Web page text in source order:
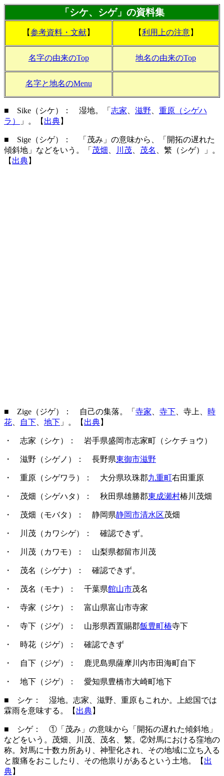
「シケ、シゲ」の資料集
【参考資料・文献】 【利用上の注意】
名字の由来のTop 地名の由来のTop
名字と地名のMenu
■ Sike（シケ）： 湿地。「 志家 滋野
重原（シゲハ
ラ）
」。【 出典】
■ Sige（シゲ）： 「茂み」の意味から、「開拓の遅れた
傾斜地」などをいう。「 茂畑 川茂 茂名
、繁（シゲ）」。
【 出典】
■ Zige（ジゲ）： 自己の集落。「 寺家 寺下 、寺上、 時
花
自下 地下 」。【 出典】
・ 志家（シケ） ： 岩手県盛岡市志家町（シケチョウ）
・ 滋野（シゲノ） ： 長野県東御市滋野
・ 重原（シゲワラ） ： 大分県玖珠郡九重町右田重原
・ 茂畑（シゲハタ） ： 秋田県雄勝郡東成瀬村椿川茂畑
・ 茂畑（モバタ） ： 静岡県静岡市清水区茂畑
・ 川茂（カワシゲ） ： 確認できず。
・ 川茂（カワモ） ： 山梨県都留市川茂
・ 茂名（シゲナ） ： 確認できず。
・ 茂名（モナ） ： 千葉県館山市茂名
・ 寺家（ジケ） ： 富山県富山市寺家
・ 寺下（ジゲ） ： 山形県西置賜郡飯豊町椿寺下
・ 時花（ジゲ） ： 確認できず
・ 自下（ジゲ） ： 鹿児島県薩摩川内市田海町自下
・ 地下（ジゲ） ： 愛知県豊橋市大崎町地下
■ シケ： 湿地。志家、滋野、重原もこれか。上総国では
霖雨を意味する。【 出典】
■ シゲ： ①「茂み」の意味から「開拓の遅れた傾斜地」
などをいう。茂畑、川茂、茂名、繁。②対馬における窪地の
称。対馬に十数カ所あり、神聖化され、その地域に立ち入る
と腹痛をおこしたり、その他祟りがあるという土地。【 出
典】